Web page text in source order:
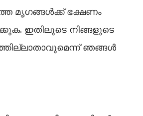
മൃഗങ്ങൾക്ക് ഭക്ഷണം
ഇതിലൂടെ നിങ്ങളുടെ
ഞങ്ങൾ